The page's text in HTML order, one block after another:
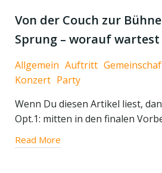
Von der Couch zur
Sprung – worauf
Allgemein Auftritt
Konzert Party
Wenn Du diesen Artikel liest,
Opt.1: mitten in den finalen
Read More